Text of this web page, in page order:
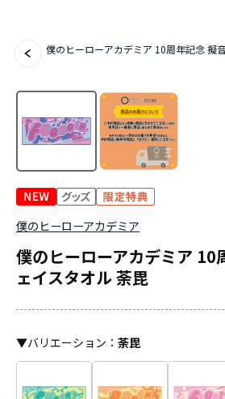
僕のヒーローアカデミア 10周年記念 擬
僕のヒーローアカデミア
僕のヒーローアカデミア 10
ェイスタオル 荼毘
▼バリエーション ： 荼毘